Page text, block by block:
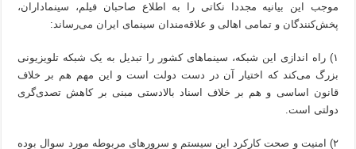
موجب این بیانیه مجددا نکاتی را به اطلاع صاحبان فیلم، سینماداران،
پخش‌کنندگان و تمامی اهالی و علاقه‌مندان سینمای ایران می‌رساند:
۱) راه اندازی این شبکه، سینماهای کشور را تبدیل به یک شبکه تلویزیونی
بزرگ می‌کند که اختیار آن در دست دولت است و این مهم هم بر خلاف
قانون اساسی و هم بر خلاف اسناد بالادستی مبنی بر کاهش تصدی‌گری
دولتی است.
۲) امنیت و صحت کارکرد این سیستم و سرورهای مربوطه مورد سوال بوده